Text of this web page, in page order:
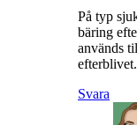
På typ
bäring
används
efterblivet.
Svara